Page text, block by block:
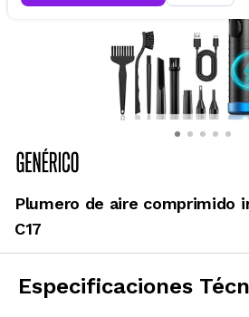
Plumero de aire comprimido
C17
Especificaciones